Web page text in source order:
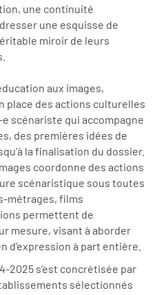
une continuité
une esquisse de
miroir de leurs
aux images,
place des actions culturelles
scénariste qui accompagne
des premières idées de
la finalisation du dossier.
coordonne des actions
scénaristique sous toutes
métrages, films
permettent de
mesure, visant à aborder
d’expression à part entière.
2025 s’est concrétisée par
sélectionnés